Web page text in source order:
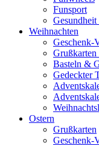
Funsport
Weihnachten
Geschenk-
Basteln &
Gedeckter
Ostern
Grußkarten
Geschenk-